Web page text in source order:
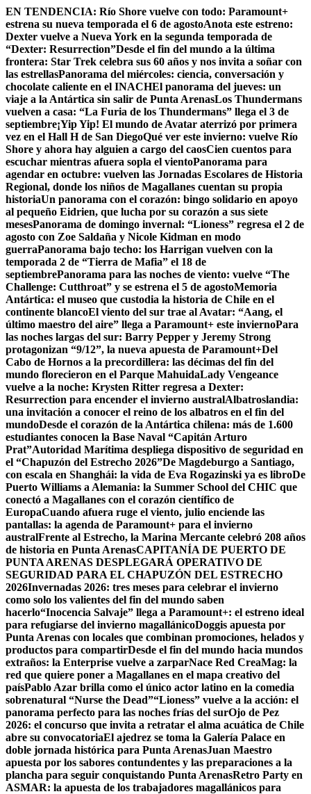
Skip
to
content
EN TENDENCIA: Río Shore vuelve con todo: Paramount+
estrena su nueva temporada el 6 de agostoAnota este estreno:
Dexter vuelve a Nueva York en la segunda temporada de
“Dexter: Resurrection”Desde el fin del mundo a la última
frontera: Star Trek celebra sus 60 años y nos invita a soñar con
las estrellasPanorama del miércoles: ciencia, conversación y
chocolate caliente en el INACHEl panorama del jueves: un
viaje a la Antártica sin salir de Punta ArenasLos Thundermans
vuelven a casa: “La Furia de los Thundermans” llega el 3 de
septiembre¡Yip Yip! El mundo de Avatar aterrizó por primera
vez en el Hall H de San DiegoQué ver este invierno: vuelve Río
Shore y ahora hay alguien a cargo del caosCien cuentos para
escuchar mientras afuera sopla el vientoPanorama para
agendar en octubre: vuelven las Jornadas Escolares de Historia
Regional, donde los niños de Magallanes cuentan su propia
historiaUn panorama con el corazón: bingo solidario en apoyo
al pequeño Eidrien, que lucha por su corazón a sus siete
mesesPanorama de domingo invernal: “Lioness” regresa el 2 de
agosto con Zoe Saldaña y Nicole Kidman en modo
guerraPanorama bajo techo: los Harrigan vuelven con la
temporada 2 de “Tierra de Mafia” el 18 de
septiembrePanorama para las noches de viento: vuelve “The
Challenge: Cutthroat” y se estrena el 5 de agostoMemoria
Antártica: el museo que custodia la historia de Chile en el
continente blancoEl viento del sur trae al Avatar: “Aang, el
último maestro del aire” llega a Paramount+ este inviernoPara
las noches largas del sur: Barry Pepper y Jeremy Strong
protagonizan “9/12”, la nueva apuesta de Paramount+Del
Cabo de Hornos a la precordillera: las décimas del fin del
mundo florecieron en el Parque MahuidaLady Vengeance
vuelve a la noche: Krysten Ritter regresa a Dexter:
Resurrection para encender el invierno australAlbatroslandia:
una invitación a conocer el reino de los albatros en el fin del
mundoDesde el corazón de la Antártica chilena: más de 1.600
estudiantes conocen la Base Naval “Capitán Arturo
Prat”Autoridad Marítima despliega dispositivo de seguridad en
el “Chapuzón del Estrecho 2026”De Magdeburgo a Santiago,
con escala en Shanghái: la vida de Eva Rogazinski ya es libroDe
Puerto Williams a Alemania: la Summer School del CHIC que
conectó a Magallanes con el corazón científico de
EuropaCuando afuera ruge el viento, julio enciende las
pantallas: la agenda de Paramount+ para el invierno
australFrente al Estrecho, la Marina Mercante celebró 208 años
de historia en Punta ArenasCAPITANÍA DE PUERTO DE
PUNTA ARENAS DESPLEGARÁ OPERATIVO DE
SEGURIDAD PARA EL CHAPUZÓN DEL ESTRECHO
2026Invernadas 2026: tres meses para celebrar el invierno
como solo los valientes del fin del mundo saben
hacerlo“Inocencia Salvaje” llega a Paramount+: el estreno ideal
para refugiarse del invierno magallánicoDoggis apuesta por
Punta Arenas con locales que combinan promociones, helados y
productos para compartirDesde el fin del mundo hacia mundos
extraños: la Enterprise vuelve a zarparNace Red CreaMag: la
red que quiere poner a Magallanes en el mapa creativo del
paísPablo Azar brilla como el único actor latino en la comedia
sobrenatural “Nurse the Dead”“Lioness” vuelve a la acción: el
panorama perfecto para las noches frías del surOjo de Pez
2026: el concurso que invita a retratar el alma acuática de Chile
abre su convocatoriaEl ajedrez se toma la Galería Palace en
doble jornada histórica para Punta ArenasJuan Maestro
apuesta por los sabores contundentes y las preparaciones a la
plancha para seguir conquistando Punta ArenasRetro Party en
ASMAR: la apuesta de los trabajadores magallánicos para